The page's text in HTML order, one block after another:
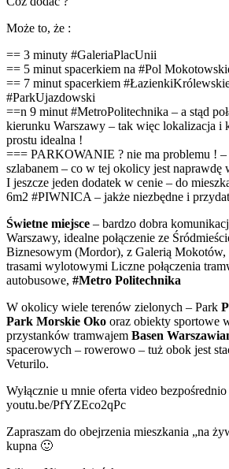
Może to, że :
== 3 minuty #GaleriaPlacUnii
== 5 minut spacerkiem na #Pol
== 7 minut spacerkiem
#ParkUjazdowski
==n 9 minut #MetroPolitechnika – a stąd
kierunku Warszawy – tak więc lokalizacja i
prostu idealna !
=== PARKOWANIE ? nie ma problemu ! –
szlabanem – co w tej okolicy jest naprawdę
I jeszcze jeden dodatek w cenie – do
6m2 #PIWNICA – jakże niezbędne i
Świetne miejsce – bardzo dobra
Warszawy, idealne połączenie ze
Biznesowym (Mordor), z Galerią
trasami wylotowymi Liczne połączenia
autobusowe, #Metro Politechnika
W okolicy wiele terenów zielonych – Park
Park Morskie Oko oraz obiekty sportowe
przystanków tramwajem Basen
spacerowych – rowerowo – tuż obok jest
Veturilo.
Wyłącznie u mnie oferta video
youtu.be/PfYZEco2qPc
Zapraszam do obejrzenia mieszkania „na
kupna 🙂